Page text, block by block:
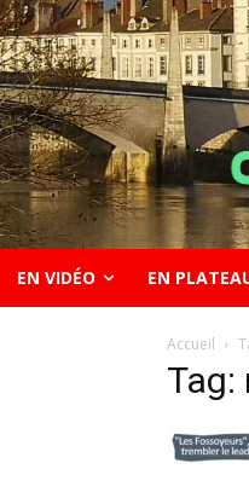
EN VIDÉO EN
Accueil
Tag: